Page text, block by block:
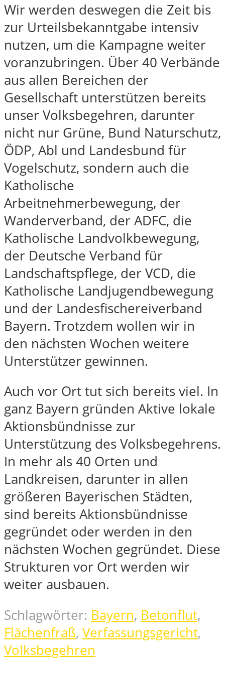
Wir werden deswegen die Zeit bis
zur Urteilsbekanntgabe intensiv
nutzen, um die Kampagne weiter
voranzubringen. Über 40 Verbände
aus allen Bereichen der
Gesellschaft unterstützen bereits
unser Volksbegehren, darunter
nicht nur Grüne, Bund Naturschutz,
ÖDP, Abl und Landesbund für
Vogelschutz, sondern auch die
Katholische
Arbeitnehmerbewegung, der
Wanderverband, der ADFC, die
Katholische Landvolkbewegung,
der Deutsche Verband für
Landschaftspflege, der VCD, die
Katholische Landjugendbewegung
und der Landesfischereiverband
Bayern. Trotzdem wollen wir in
den nächsten Wochen weitere
Unterstützer gewinnen.
Auch vor Ort tut sich bereits viel. In
ganz Bayern gründen Aktive lokale
Aktionsbündnisse zur
Unterstützung des Volksbegehrens.
In mehr als 40 Orten und
Landkreisen, darunter in allen
größeren Bayerischen Städten,
sind bereits Aktionsbündnisse
gegründet oder werden in den
nächsten Wochen gegründet. Diese
Strukturen vor Ort werden wir
weiter ausbauen.
Schlagwörter: Bayern, Betonflut,
Flächenfraß, Verfassungsgericht,
Volksbegehren